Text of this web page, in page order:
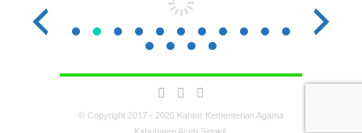
© Copyright 2017 - 2026 Kantor Kementerian Agama